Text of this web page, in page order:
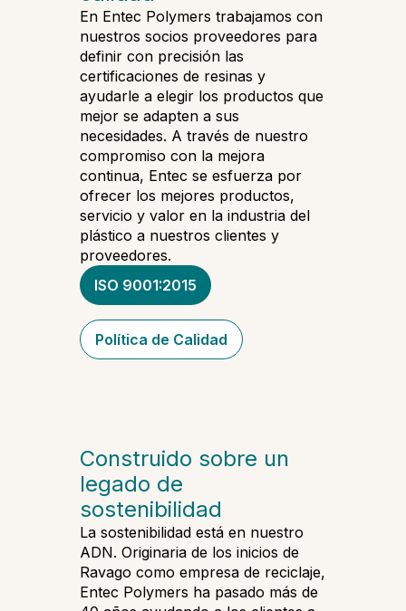
En Entec Polymers trabajamos con
nuestros socios proveedores para
definir con precisión las
certificaciones de resinas y
ayudarle a elegir los productos que
mejor se adapten a sus
necesidades. A través de nuestro
compromiso con la mejora
continua, Entec se esfuerza por
ofrecer los mejores productos,
servicio y valor en la industria del
plástico a nuestros clientes y
proveedores.
ISO 9001:2015
Política de Calidad
Construido sobre un
legado de
sostenibilidad
La sostenibilidad está en nuestro
ADN. Originaria de los inicios de
Ravago como empresa de reciclaje,
Entec Polymers ha pasado más de